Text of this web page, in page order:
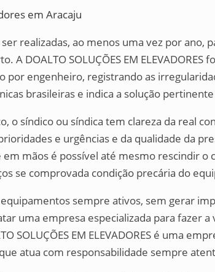
realizadas, ao menos uma vez por ano,
A DOALTO SOLUÇÕES EM ELEVADORES
por engenheiro, registrando as
brasileiras e indica a solução
o síndico ou síndica tem clareza da real
e urgências e da qualidade da
mãos é possível até mesmo rescindir o
se comprovada condição precária do
sempre ativos, sem gerar
uma empresa especializada para fazer
SOLUÇÕES EM ELEVADORES é uma
atua com responsabilidade sempre